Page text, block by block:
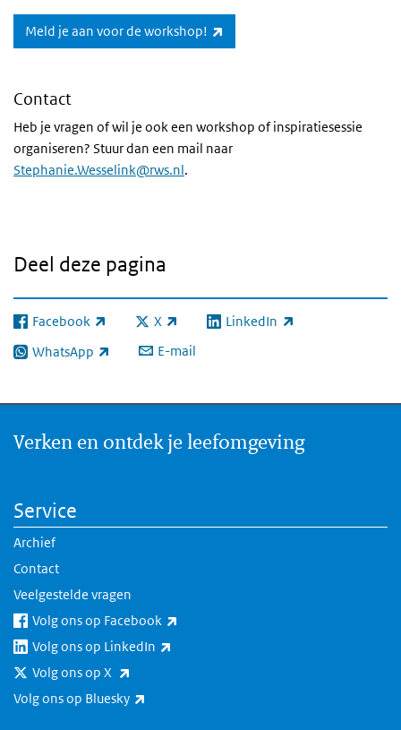
Meld je aan voor de workshop!
Contact
Heb je vragen of wil je ook een workshop of inspiratiesessie
organiseren? Stuur dan een mail naar
Stephanie.Wesselink@rws.nl.
Deel deze pagina
Facebook
(externe link) X
(externe link) LinkedIn
(externe link)
WhatsApp
(externe link) E-mail
Verken en ontdek je leefomgeving
Service
Archief
Contact
Veelgestelde vragen
Volg ons op Facebook
Volg ons op LinkedIn
Volg ons op X
Volg ons op Bluesky